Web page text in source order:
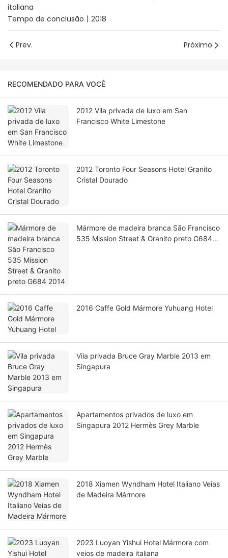
italiana
Tempo de conclusão丨2018
Prev. Próximo
RECOMENDADO PARA VOCÊ
2012 Vila privada de luxo em San
Francisco White Limestone
2012 Toronto Four Seasons Hotel Granito
Cristal Dourado
Mármore de madeira branca São Francisco
535 Mission Street & Granito preto G684
2016 Caffe Gold Mármore Yuhuang Hotel
Vila privada Bruce Gray Marble 2013 em
Singapura
Apartamentos privados de luxo em
Singapura 2012 Hermès Grey Marble
2018 Xiamen Wyndham Hotel Italiano Veias
de Madeira Mármore
2023 Luoyan Yishui Hotel Mármore com
veios de madeira italiana